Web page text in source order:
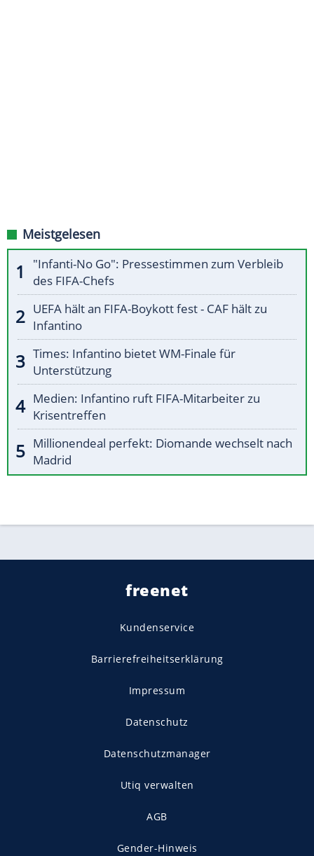
Meistgelesen
"Infanti-No Go": Pressestimmen zum Verbleib
des FIFA-Chefs
UEFA hält an FIFA-Boykott fest - CAF hält zu
Infantino
Times: Infantino bietet WM-Finale für
Unterstützung
Medien: Infantino ruft FIFA-Mitarbeiter zu
Krisentreffen
Millionendeal perfekt: Diomande wechselt nach
Madrid
freenet
Kundenservice
Barrierefreiheitserklärung
Impressum
Datenschutz
Datenschutzmanager
Utiq verwalten
AGB
Gender-Hinweis